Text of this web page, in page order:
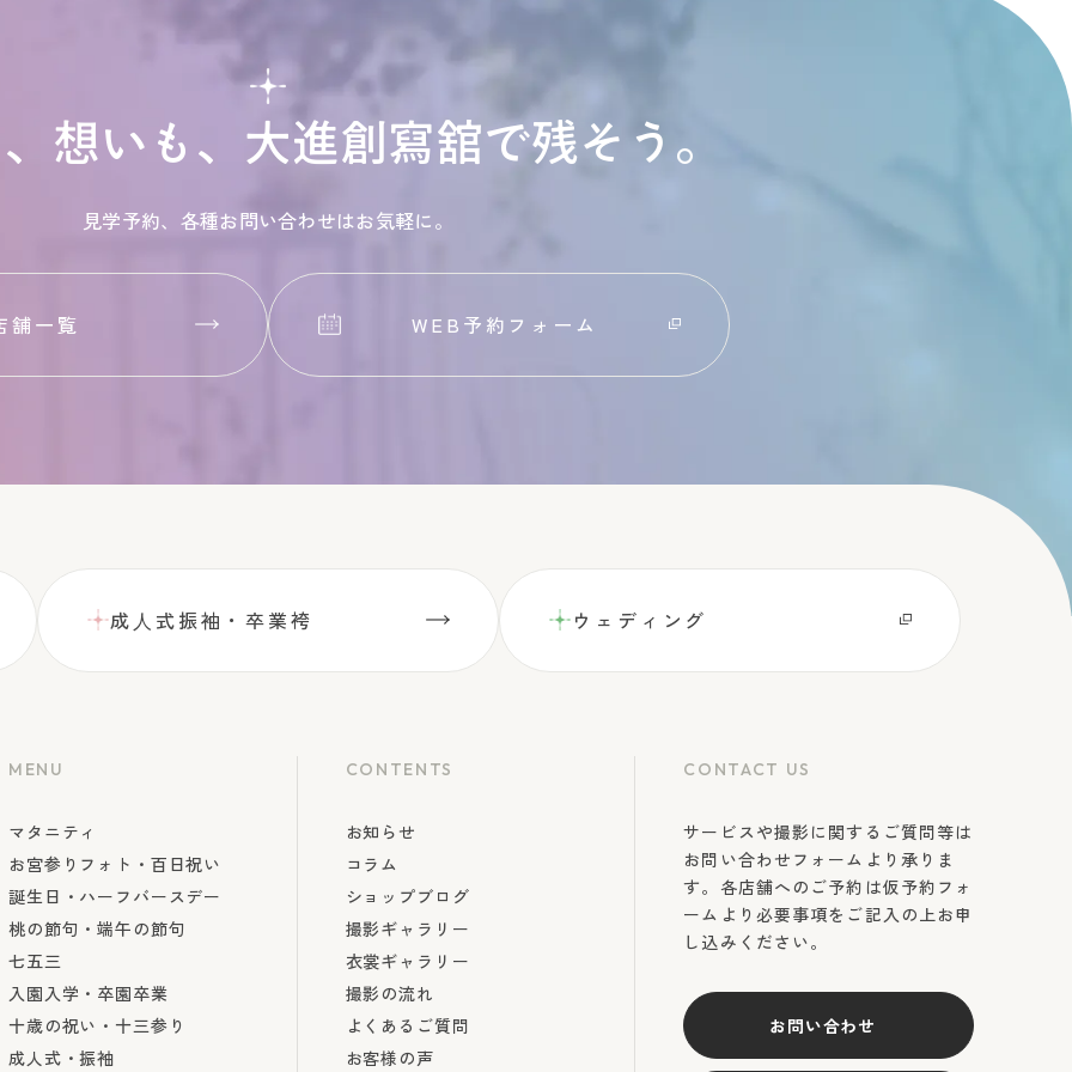
想いも、 大進創寫舘で残そう。
見学予約、各種お問い合わせはお気軽に。
舗一覧 WEB予約フォーム
成⼈式振袖・卒業袴 ウェディング
MENU
マタニティ
お宮参りフォト・百日祝い
誕生日・ハーフバースデー
桃の節句・端午の節句
七五三
入園入学・卒園卒業
十歳の祝い・十三参り
成人式・振袖
CONTENTS
お知らせ
コラム
ショップブログ
撮影ギャラリー
衣裳ギャラリー
撮影の流れ
よくあるご質問
お客様の声
CONTACT US
サービスや撮影に関するご質問等は
お問い合わせフォームより承りま
す。各店舗へのご予約は仮予約フォ
ームより必要事項をご記入の上お申
し込みください。
お問い合わせ